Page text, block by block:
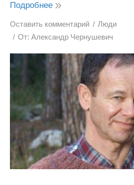
Подробнее
Оставить комментарий
Люди
От: Александр Чернушевич